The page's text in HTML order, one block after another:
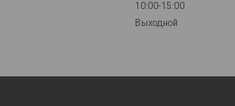
10:00-15:00
Выходной